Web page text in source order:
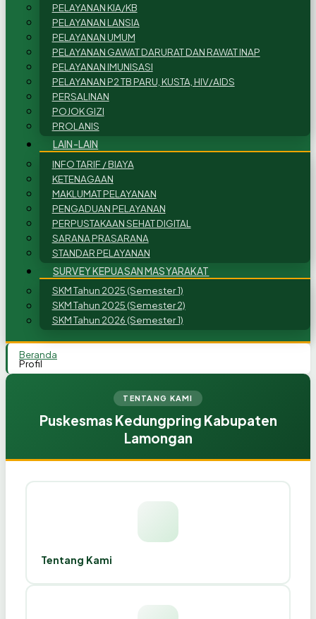
PELAYANAN KIA/KB
PELAYANAN LANSIA
PELAYANAN UMUM
PELAYANAN GAWAT DARURAT DAN RAWAT INAP
PELAYANAN IMUNISASI
PELAYANAN P2 TB PARU, KUSTA, HIV/AIDS
PERSALINAN
POJOK GIZI
PROLANIS
LAIN-LAIN
INFO TARIF / BIAYA
KETENAGAAN
MAKLUMAT PELAYANAN
PENGADUAN PELAYANAN
PERPUSTAKAAN SEHAT DIGITAL
SARANA PRASARANA
STANDAR PELAYANAN
SURVEY KEPUASAN MASYARAKAT
SKM Tahun 2025 (Semester 1)
SKM Tahun 2025 (Semester 2)
SKM Tahun 2026 (Semester 1)
Beranda
Profil
TENTANG KAMI
Puskesmas Kedungpring Kabupaten
Lamongan
Tentang Kami